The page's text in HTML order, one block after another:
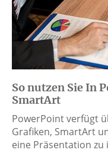
So nutzen Sie In
SmartArt
PowerPoint verfügt
Grafiken, SmartArt
eine Präsentation